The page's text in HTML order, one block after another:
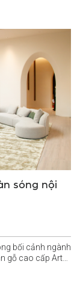
sóng nội
bối cảnh ngành
gỗ cao cấp Arte